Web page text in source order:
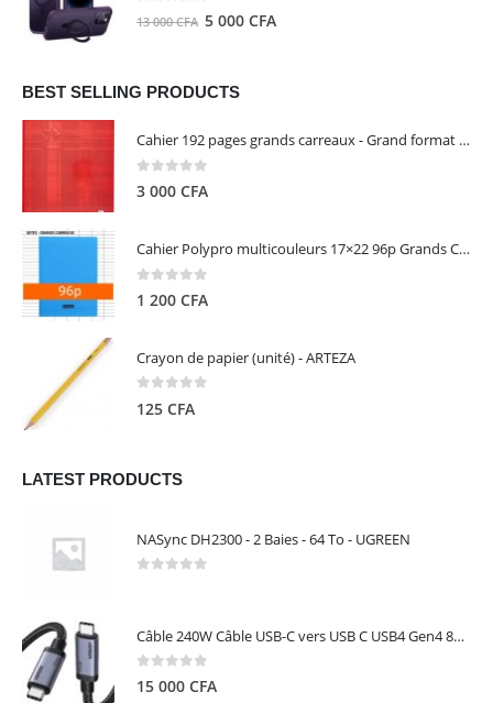
000 CFA.
000 CFA.
13 000CFA Le
était :
000 CFA.
5 000 CFA
000 CFA.
BEST SELLING PRODUCTS
Cahier 192 pages grands carreaux - Grand format - Brochure dos toilé - 24x32 cm - Papier blanc 90 g - Couverture carte pelliculée couleur aléatoire - Clairefontaine
3 000 CFA
Cahier Polypro multicouleurs 17×22 96p Grands Carreaux Séyès 90g - CALLIGRAPHE
1 200 CFA
Crayon de papier (unité) - ARTEZA
125 CFA
LATEST PRODUCTS
NASync DH2300 - 2 Baies - 64 To - UGREEN
Câble 240W Câble USB-C vers USB C USB4 Gen4 80Gbps pour Thunderbolt 5/4/3, Premium 18K double écran triple 4K PD3.1 - UGREEN
0 out of 5
15 000 CFA